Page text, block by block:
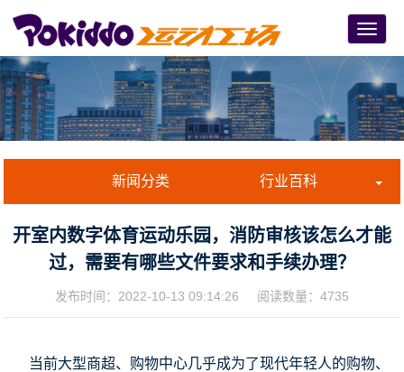
Menu
新闻分类 行业百科
开室内数字体育运动乐园，消防审核该怎么才能
过，需要有哪些文件要求和手续办理？
发布时间： 2022-10-13 09:14:26 阅读数量：4735
当前大型商超、购物中心几乎成为了现代年轻人的购物、